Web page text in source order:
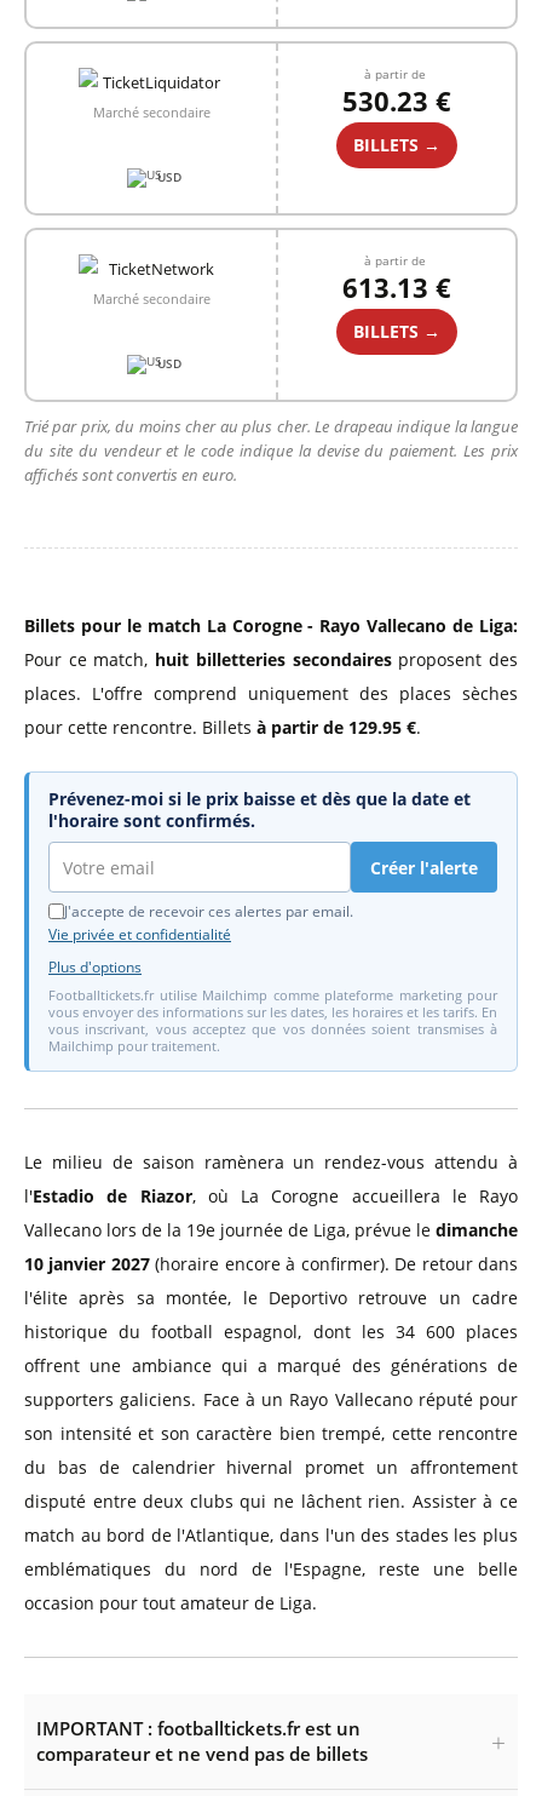
Marché secondaire
USD
à partir de
530.23 €
BILLETS →
Marché secondaire
USD
à partir de
613.13 €
BILLETS →
Trié par prix, du moins cher au plus cher. Le drapeau indique la langue
du site du vendeur et le code indique la devise du paiement. Les prix
affichés sont convertis en euro.
Billets pour le match La Corogne - Rayo Vallecano de Liga:
Pour ce match, huit billetteries secondairesproposent des
places. L'offre comprend uniquement des places sèches
pour cette rencontre. Billets à partir de 129.95 €.
Prévenez-moi si le prix baisse et dès que la date et
l'horaire sont confirmés.
Créer l'alerte
J'accepte de recevoir ces alertes par email.
Vie privée et confidentialité
Plus d'options
Footballtickets.fr utilise Mailchimp comme plateforme marketing pour
vous envoyer des informations sur les dates, les horaires et les tarifs. En
vous inscrivant, vous acceptez que vos données soient transmises à
Mailchimp pour traitement.
Le milieu de saison ramènera un rendez-vous attendu à
l'Estadio de Riazor, où La Corogne accueillera le Rayo
Vallecano lors de la 19e journée de Liga, prévue le dimanche
10 janvier 2027(horaire encore à confirmer). De retour dans
l'élite après sa montée, le Deportivo retrouve un cadre
historique du football espagnol, dont les 34 600 places
offrent une ambiance qui a marqué des générations de
supporters galiciens. Face à un Rayo Vallecano réputé pour
son intensité et son caractère bien trempé, cette rencontre
du bas de calendrier hivernal promet un affrontement
disputé entre deux clubs qui ne lâchent rien. Assister à ce
match au bord de l'Atlantique, dans l'un des stades les plus
emblématiques du nord de l'Espagne, reste une belle
occasion pour tout amateur de Liga.
IMPORTANT : footballtickets.fr est un
comparateur et ne vend pas de billets